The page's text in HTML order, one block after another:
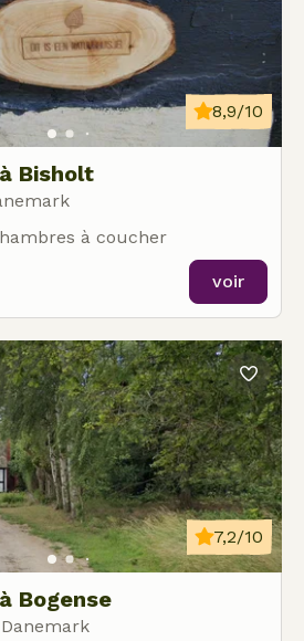
Bisholt
8,9/10
à coucher
voir
Bogense
7,2/10